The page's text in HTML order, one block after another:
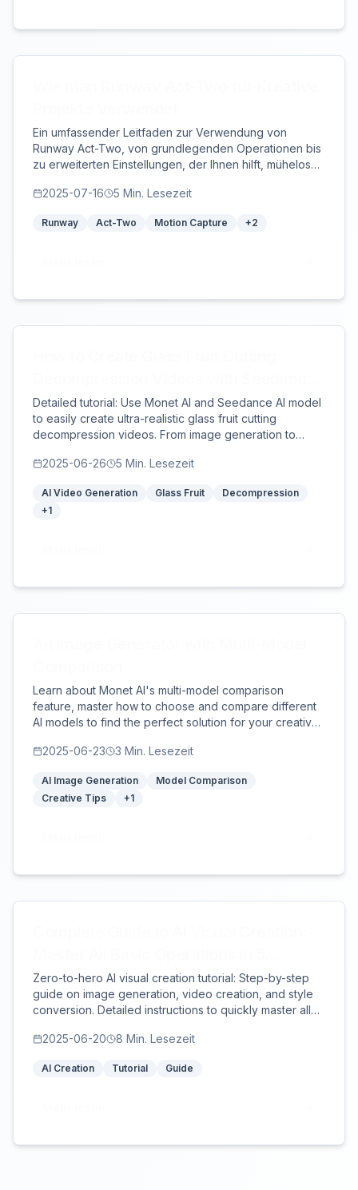
Ein umfassender Leitfaden zur Verwendung von
Runway Act-Two, von grundlegenden Operationen bis
zu erweiterten Einstellungen, der Ihnen hilft, mühelos
2025-07-16
5 Min. Lesezeit
Runway Act-Two Motion Capture +2
at Low Cost
Detailed tutorial: Use Monet AI and Seedance AI model
to easily create ultra-realistic glass fruit cutting
decompression videos. From image generation to
quick mastery.
2025-06-26 5 Min. Lesezeit
AI Video Generation Glass Fruit
Decompression
+1
Learn about Monet AI's multi-model comparison
feature, master how to choose and compare different
AI models to find the perfect solution for your creative
2025-06-23
3 Min. Lesezeit
AI Image Generation
Model Comparison
Creative Tips
+1
Minutes
Zero-to-hero AI visual creation tutorial: Step-by-step
guide on image generation, video creation, and style
conversion. Detailed instructions to quickly master all
2025-06-20
8 Min. Lesezeit
AI Creation Tutorial Guide